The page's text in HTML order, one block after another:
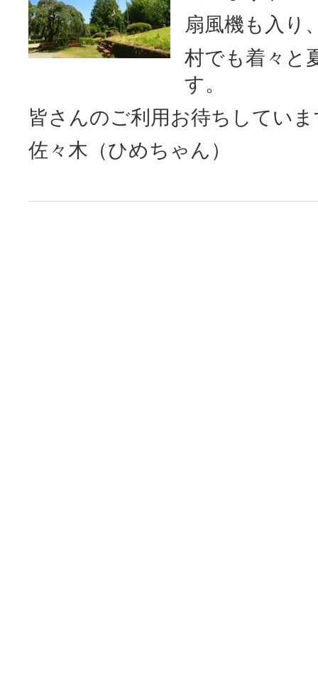
扇風機も入り
村でも着々と
す。
皆さんのご利用お待ちしてい
佐々木（ひめちゃん）